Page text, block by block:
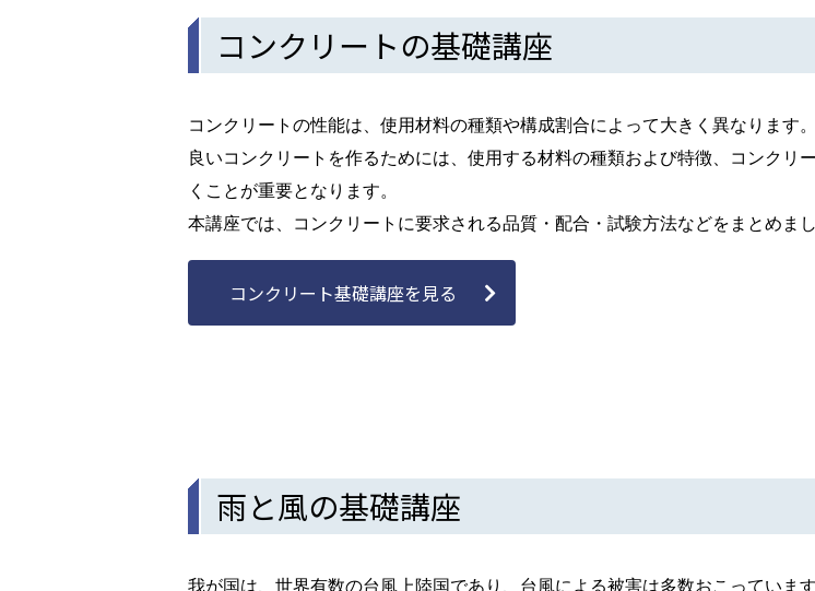
コンクリートの基礎講座
コンクリートの性能は、使用材料の種類や構成割合によって大きく異なります。
良いコンクリートを作るためには、使用する材料の種類および特徴、コンクリ
くことが重要となります。
本講座では、コンクリートに要求される品質・配合・試験方法などをまとめまし
コンクリート基礎講座を見る
雨と風の基礎講座
我が国は、世界有数の台風上陸国であり、台風による被害は多数おこっています